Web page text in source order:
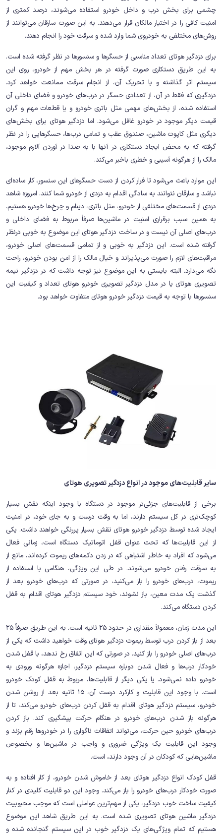
چشمی برای بخش درب و داخل خودرو استفاده می‌شوند، درصد کمتری از
امنیت کافی را در اختیار مالکان قرار می‌دهند. به این صورت سارقان می‌توانند از
روش‌های مختلفی به خودروی شما وارد شده و سرقت خود را انجام دهند.
برای دزدگیر هوتای تعداد مناسبی از حسگرها و سنسورها در نظر گرفته شده است.
به این طریق دستکاری صورت گرفته در هر بخش مهم از خودرو، روی این
سیستم اثر گذاشته و با تحریک آن، از انجام سرقت ممانعت خواهد کرد.
دزدگیری که فقط در آن، از تعدادی حسگر در درب‌های خودرو و فضای داخلی آن
استفاده شده، از بخش‌های مهمی مثل باتری خودرو و یا قطعات مهم و گران
قیمت دیگر موجود در خودرو غافل می‌شود. اما دزدگیر هوتای برای بخش‌های
دیگری مثل کاپوت ماشین، صندوق عقب و تمامی درب‌ها، حسگرهایی را در نظر
گرفته که به محض ایجاد دستکاری در آنها با به صدا در آوردن آلارم موجود،
مالک را از هرگونه آسیبی و خطری باخبر می‌کند.
این موارد باعث می‌شود تا فرار کردن از دست حسگرهای این سنسور، کار ساده‌ای
نباشد و سارقان نتوانند به سادگی اقدام به دزدی از خودرو شما کنند. امروزه شاهد
دزدی از قسمت‌های مختلفی از خودرو، مثل باتری، دینام و چرخ‌ها خودرو هستیم.
به همین سبب برقراری امنیت در ماشین‌ها صرفاً مربوط به فضای داخلی و
درب‌های اصلی آن نیست و در ساخت دزدگیر هوتای این موضوع به خوبی درنظر
گرفته شده است. این دزدگیر به خوبی و از تمامی قسمت‌های اصلی خودرو،
مراقبت‌های لازم را صورت می‌پذیراند و خیال مالک را از امن بودن خودرو، راحت
نگه می‌دارد. البته بایستی به این موضوع نیز توجه داشت که در دزدگیر نیمه
تصویری هوتای یا در مدل دزدگیر تصویری خودرو هوتای تعداد و کیفیت این
سنسورها با توجه به قیمت دزدگیر خودرو هوتای متفاوت خواهد بود.
سایر قابلیت‌های موجود در انواع دزدگیر تصویری هوتای
برخی از قابلیت‌های جزئی‌تر موجود در دستگاه با وجود اینکه نقش بسیار
کوچک‌تری در کل سیستم دارند، اما به وقت درست و به جای خود، در امنیت
ایجاد شده توسط دزدگیر خودرو هوتای نقش بسیار پررنگی خواهند داشت. یکی
از این قابلیت‌ها که تحت عنوان قفل اتوماتیک دستگاه است، زمانی فعال
می‌شود که افراد به خاطر اشتباهی که در زدن دکمه‌های ریموت کرده‌اند، مانع از
به سرقت رفتن خودرو می‌شوند. در طی این ویژگی، هنگامی با استفاده از
ریموت، درب‌های خودرو را باز می‌کنید، در صورتی که درب‌های خودرو بعد از
گذشت یک مدت معین، باز نشوند، خود سیستم دزدگیر هوتای اقدام به قفل
کردن دستگاه می‌کند.
این مدت زمان، معمولاً مقداری در حدود 25 ثانیه است. به این طریق صرفاً 25
بعد از باز کردن درب توسط ریموت دزدگیر هوتای وقت خواهید داشت که یکی از
درب‌های اصلی خودرو را باز کنید. در صورتی که این اتفاق رخ ندهد، با قفل شدن
خودکار درب‌ها و فعال شدن دوباره سیستم دزدگیر، اجازه هرگونه ورودی به
خودرو داده نمی‌شود. یا یکی دیگر از قابلیت‌ها، مربوط به قفل کودک خودرو
است. با وجود این قابلیت و کارکرد درست آن، 15 ثانیه بعد از روشن شدن
خودرو، سیستم دزدگیر هوتای اقدام به قفل کردن درب‌های خودرو می‌کند، تا از
هرگونه باز شدن درب‌های خودرو در هنگام حرکت پیشگیری کند. باز کردن
درب‌های خودرو حین حرکت، می‌تواند اتفاقات ناگواری را در خودروها رقم بزند و
وجود این قابلیت یک ویژگی ضروری و واجب در ماشین‌ها و بخصوص
ماشین‌هایی که کودکان در آن وجود دارند، است.
قفل کودک انواع دزدگیر هوتای بعد از خاموش شدن خودرو، از کار افتاده و به
صورت خودکار درب‌های خودرو را باز می‌کند. وجود این دو قابلیت کلیدی در کنار
کیفیت ساخت خوب دزدگیر، یکی از مهم‌ترین عواملی است که موجب محبوبیت
دزدگیر ماشین هوتای تصویری شده است. به این طریق شاهد این موضوع
هستیم که تمام ویژگی‌های یک دزدگیر خوب در این سیستم گنجانده شده و